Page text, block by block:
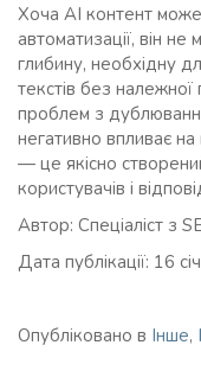
Хоча AI контент
автоматизації, він не
глибину, необхідну
текстів без
проблем з
негативно впливає на
— це якісно
користувачів і
Автор: Спеціаліст з
Дата публікації: 16
Опубліковано в Інше,